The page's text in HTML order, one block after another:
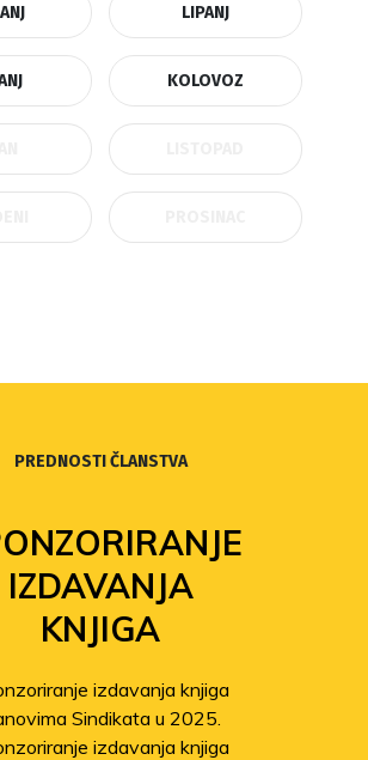
LIPANJ
KOLOVOZ
PREDNOSTI ČLANSTVA
IZDAVANJA
KNJIGA
izdavanja knjiga
Sindikata u 2025.
izdavanja knjiga